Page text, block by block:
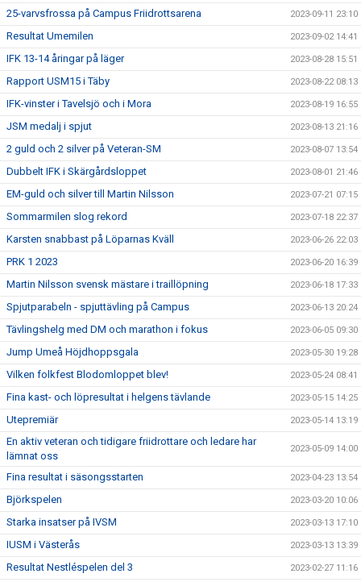
25-varvsfrossa på Campus Friidrottsarena 2023-09-11 23:10
Resultat Umemilen 2023-09-02 14:41
IFK 13-14 åringar på läger 2023-08-28 15:51
Rapport USM15 i Täby 2023-08-22 08:13
IFK-vinster i Tavelsjö och i Mora 2023-08-19 16:55
JSM medalj i spjut 2023-08-13 21:16
2 guld och 2 silver på Veteran-SM 2023-08-07 13:54
Dubbelt IFK i Skärgårdsloppet 2023-08-01 21:46
EM-guld och silver till Martin Nilsson 2023-07-21 07:15
Sommarmilen slog rekord 2023-07-18 22:37
Karsten snabbast på Löparnas Kväll 2023-06-26 22:03
PRK 1 2023 2023-06-20 16:39
Martin Nilsson svensk mästare i traillöpning 2023-06-18 17:33
Spjutparabeln - spjuttävling på Campus 2023-06-13 20:24
Tävlingshelg med DM och marathon i fokus 2023-06-05 09:30
Jump Umeå Höjdhoppsgala 2023-05-30 19:28
Vilken folkfest Blodomloppet blev! 2023-05-24 08:41
Fina kast- och löpresultat i helgens tävlande 2023-05-15 14:25
Utepremiär 2023-05-14 13:19
En aktiv veteran och tidigare friidrottare och ledare har
lämnat oss
2023-05-09 14:00
Fina resultat i säsongsstarten 2023-04-23 13:54
Björkspelen 2023-03-20 10:06
Starka insatser på IVSM 2023-03-13 17:10
IUSM i Västerås 2023-03-13 13:39
Resultat Nestléspelen del 3 2023-02-27 11:16